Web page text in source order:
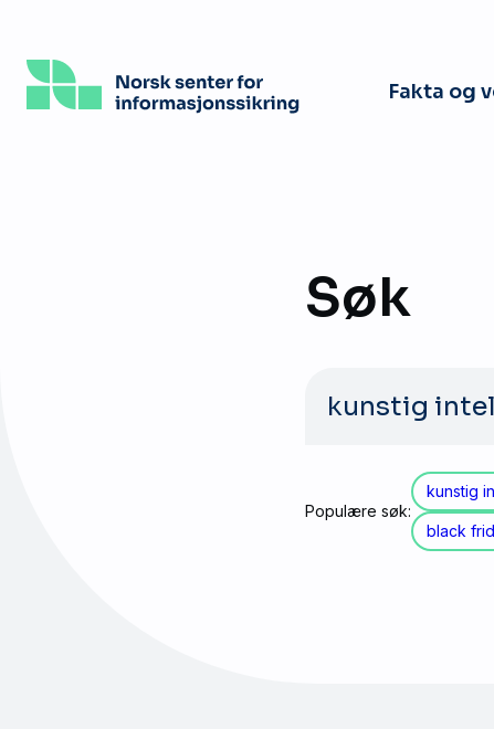
hovedinnhold
Fakta og
Søk
etter:
Populære søk:
kunstig
black